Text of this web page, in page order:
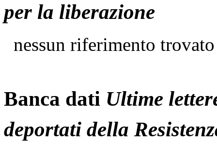
per la liberazione
nessun riferimento trovato
Banca dati Ultime
deportati della